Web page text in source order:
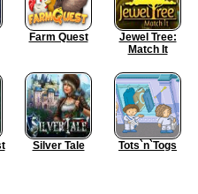
Farm Quest
Jewel Tree:
Match It
Silver Tale Tots`n`Togs